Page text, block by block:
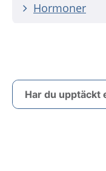
Hormoner
Har du upptäckt